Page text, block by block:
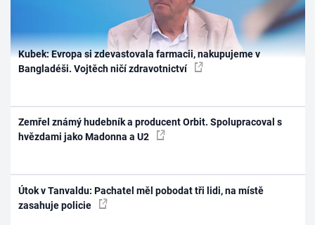
Kubek: Evropa si zdevastovala farmacii, nakupujeme v
Bangladéši. Vojtěch ničí zdravotnictví
Zemřel známý hudebník a producent Orbit. Spolupracoval s
hvězdami jako Madonna a U2
Útok v Tanvaldu: Pachatel měl pobodat tři lidi, na místě
zasahuje policie